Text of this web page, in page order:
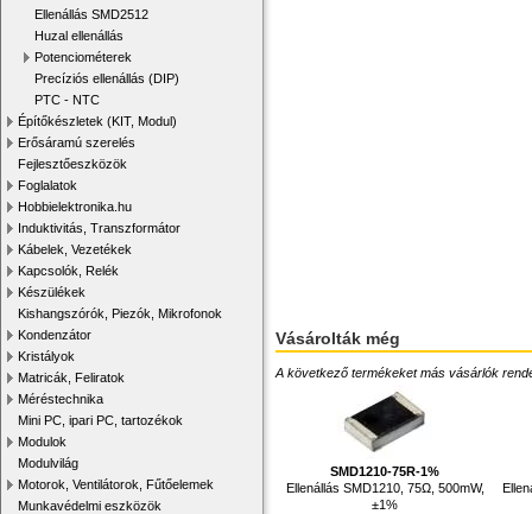
Ellenállás SMD2512
Huzal ellenállás
Potenciométerek
Precíziós ellenállás (DIP)
PTC - NTC
Építőkészletek (KIT, Modul)
Erősáramú szerelés
Fejlesztőeszközök
Foglalatok
Hobbielektronika.hu
Induktivitás, Transzformátor
Kábelek, Vezetékek
Kapcsolók, Relék
Készülékek
Kishangszórók, Piezók, Mikrofonok
Kondenzátor
Kristályok
Matricák, Feliratok
Méréstechnika
Mini PC, ipari PC, tartozékok
Modulok
Modulvilág
Motorok, Ventilátorok, Fűtőelemek
Munkavédelmi eszközök
Vásárolták még
A következő termékeket más vásárlók
SMD1210-75R-1%
Ellenállás SMD1210, 75Ω, 500mW,
±1%